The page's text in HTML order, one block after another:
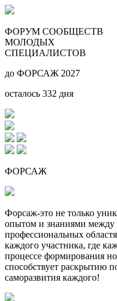
ФОРУМ СООБЩЕСТВ
МОЛОДЫХ
СПЕЦИАЛИСТОВ
до ФОРСАЖ 2027
осталось 332 дня
ФОРСАЖ
Форсаж-это не только
опытом и знаниями
профессиональных
каждого участника, где
процессе формирования
способствует раскрытию
саморазвития каждого!